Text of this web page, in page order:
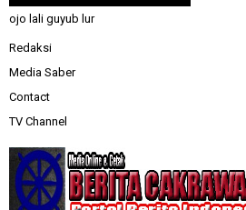
ojo lali guyub lur
Redaksi
Media Saber
Contact
TV Channel